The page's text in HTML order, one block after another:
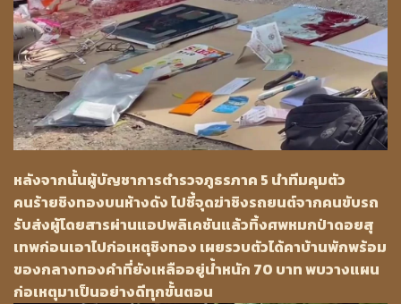
หลังจากนั้นผู้บัญชาการตำรวจภูธรภาค 5 นำทีมคุมตัว
คนร้ายชิงทองบนห้างดัง ไปชี้จุดฆ่าชิงรถยนต์จากคนขับรถ
รับส่งผู้โดยสารผ่านแอปพลิเคชันแล้วทิ้งศพหมกป่าดอยสุ
เทพก่อนเอาไปก่อเหตุชิงทอง เผยรวบตัวได้คาบ้านพักพร้อม
ของกลางทองคำที่ยังเหลืออยู่น้ำหนัก 70 บาท พบวางแผน
ก่อเหตุมาเป็นอย่างดีทุกขั้นตอน